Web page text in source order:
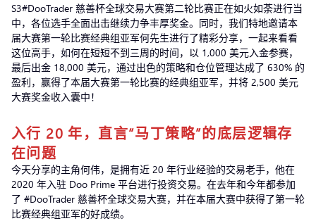
S3#DooTrader 慈善杯全球交易大赛第二轮比赛正在如火如荼进行当
中，各位选手全面出击继续力争丰厚奖金。同时，我们特地邀请本
届大赛第一轮比赛经典组亚军何先生进行了精彩分享，一起来看看
这位高手，如何在短短不到三周的时间，以 1,000 美元入金参赛，
最后出金 18,000 美元，通过出色的策略和仓位管理达成了 630% 的
盈利，赢得了本届大赛第一轮比赛的经典组亚军，并将 2,500 美元
大赛奖金收入囊中！
入行 20 年，直言“马丁策略”的底层逻辑存
在问题
今天分享的主角何伟，是拥有近 20 年行业经验的交易老手，他在
2020 年入驻 Doo Prime 平台进行投资交易。在去年和今年都参加
了 #DooTrader 慈善杯全球交易大赛，并在本届大赛中获得了第一轮
比赛经典组亚军的好成绩。